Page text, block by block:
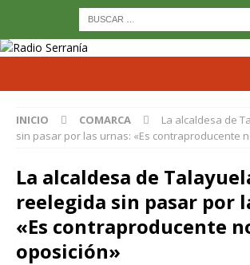
INICIO COMARCA
La alcaldesa de
sin pasar por las urnas: «Es contraproducente
La alcaldesa de
reelegida sin pasar por
«Es contraproducente
oposición»